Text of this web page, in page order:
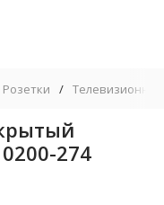
Розетки /
274